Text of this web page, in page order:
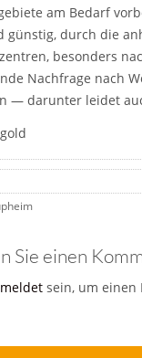
am Bedarf
günstig, durch die
besonders
Nachfrage nach
— darunter leidet
Sie einen
sein, um einen